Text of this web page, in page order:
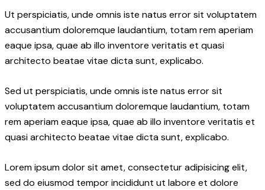
Ut perspiciatis, unde omnis iste natus error sit voluptatem
accusantium doloremque laudantium, totam rem aperiam
eaque ipsa, quae ab illo inventore veritatis et quasi
architecto beatae vitae dicta sunt, explicabo.
Sed ut perspiciatis, unde omnis iste natus error sit
voluptatem accusantium doloremque laudantium, totam
rem aperiam eaque ipsa, quae ab illo inventore veritatis et
quasi architecto beatae vitae dicta sunt, explicabo.
Lorem ipsum dolor sit amet, consectetur adipisicing elit,
sed do eiusmod tempor incididunt ut labore et dolore